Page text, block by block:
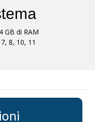
GB di RAM
8, 10, 11